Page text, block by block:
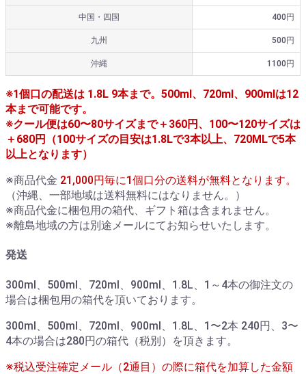
中国・四国 400円
九州 500円
沖縄 1100円
※1個口の配送は 1.8L 9本まで。500ml、720ml、900mlは12
本まで可能です。
※クール便は60〜80サイズまで＋360円、100〜120サイズは
＋680円（100サイズの目安は1.8Lで3本以上、720MLで5本
以上となります）
※商品代金 21,000円毎に1個口分の送料が無料となります。
（沖縄、一部地域は送料無料にはなりません。）
※商品代金に梱包用の箱代、ギフト箱は含まれません。
※離島地域の方は別途メールにてお知らせいたします。
発送
300ml、500ml、720ml、900ml、1.8L、1～4本の御注文の
場合は梱包用の箱代を頂いております。
300ml、500ml、720ml、900ml、1.8L、1〜2本 240円、3〜
4本の場合は280円の箱代（税別）を頂きます。
※税込受注確定メール（2通目）の際に箱代を加算した金額